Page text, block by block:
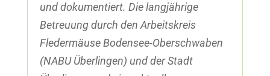
und dokumentiert. Die langjährige
Betreuung durch den Arbeitskreis
Fledermäuse Bodensee-Oberschwaben
(NABU Überlingen) und der Stadt